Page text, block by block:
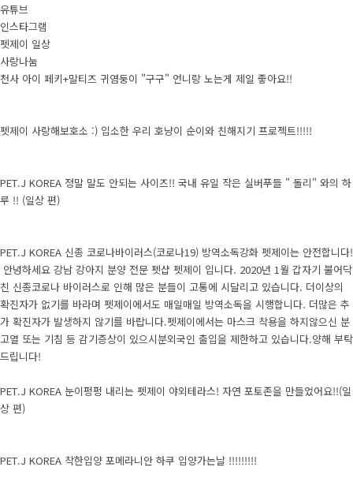
유튜브
인스타그램
펫제이 일상
사랑나눔
천사 아이 페키+말티즈 귀염둥이 "구구" 언니랑 노는게 제일 좋아요!!
펫제이 사랑해보호소 :) 입소한 우리 호냥이 순이와 친해지기 프로젝트!!!!!
PET.J KOREA 정말 말도 안되는 사이즈!! 국내 유일 작은 실버푸들 " 돌리" 와의 하
루 !! (일상 편)
PET.J KOREA 신종 코로나바이러스(코로나19) 방역소독강화 펫제이는 안전합니다!
안녕하세요 강남 강아지 분양 전문 펫샵 펫제이 입니다. 2020년 1월 갑자기 불어닥
친 신종코로나 바이러스로 인해 많은 분들이 고통에 시달리고 있습니다. 더이상의
확진자가 없기를 바라며 펫제이에서도 매일매일 방역소독을 시행합니다. 더많은 추
가 확진자가 발생하지 않기를 바랍니다.펫제이에서는 마스크 착용을 하지않으신 분
고열 또는 기침 등 감기증상이 있으시분외국인 출입을 제한하고 있습니다.양해 부탁
드립니다!
PET.J KOREA 눈이펑펑 내리는 펫제이 야외테라스! 자연 포토존을 만들었어요!!(일
상 편)
PET.J KOREA 착한입양 포메라니안 하쿠 입양가는날 !!!!!!!!!